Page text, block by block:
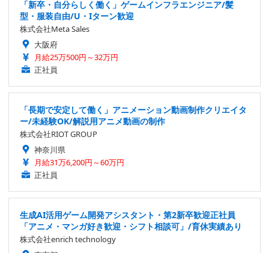
「新卒・自分らしく働く」ゲームインフラエンジニア/髪
型・服装自由/U・Iターン歓迎
株式会社Meta Sales
大阪府
月給25万500円～32万円
正社員
「長期で安定して働く」アニメーション動画制作クリエイタ
ー/未経験OK/解説用アニメ動画の制作
株式会社RIOT GROUP
神奈川県
月給31万6,200円～60万円
正社員
生成AI活用ゲーム開発アシスタント・第2新卒歓迎正社員
「アニメ・マンガ好き歓迎・シフト相談可」/育休実績あり
株式会社enrich technology